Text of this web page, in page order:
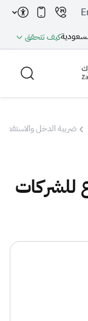
كيف تتحقق
ضريبة الدخل
للشركات